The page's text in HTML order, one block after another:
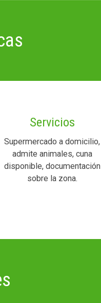
Servicios
Supermercado a domicilio,
admite animales, cuna
disponible, documentación
sobre la zona.